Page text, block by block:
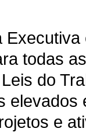
todas
do
e